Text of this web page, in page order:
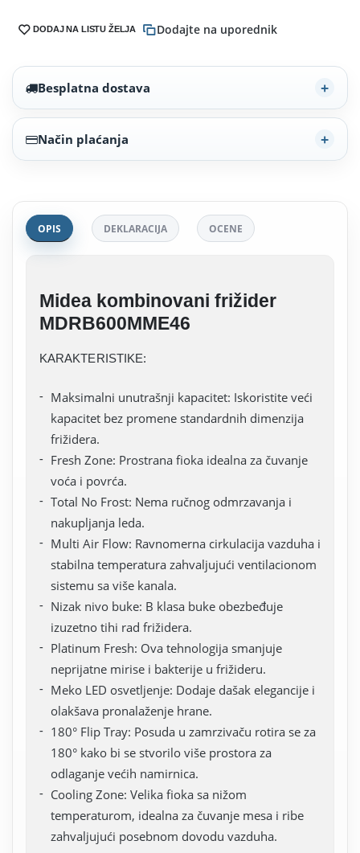
DODAJ NA LISTU ŽELJA Dodajte na uporednik
Besplatna dostava
Način plaćanja
OPIS DEKLARACIJA OCENE
Midea kombinovani frižider
MDRB600MME46
KARAKTERISTIKE:
Maksimalni unutrašnji kapacitet: Iskoristite veći
kapacitet bez promene standardnih dimenzija
frižidera.
Fresh Zone: Prostrana fioka idealna za čuvanje
voća i povrća.
Total No Frost: Nema ručnog odmrzavanja i
nakupljanja leda.
Multi Air Flow: Ravnomerna cirkulacija vazduha i
stabilna temperatura zahvaljujući ventilacionom
sistemu sa više kanala.
Nizak nivo buke: B klasa buke obezbeđuje
izuzetno tihi rad frižidera.
Platinum Fresh: Ova tehnologija smanjuje
neprijatne mirise i bakterije u frižideru.
Meko LED osvetljenje: Dodaje dašak elegancije i
olakšava pronalaženje hrane.
180° Flip Tray: Posuda u zamrzivaču rotira se za
180° kako bi se stvorilo više prostora za
odlaganje većih namirnica.
Cooling Zone: Velika fioka sa nižom
temperaturom, idealna za čuvanje mesa i ribe
zahvaljujući posebnom dovodu vazduha.